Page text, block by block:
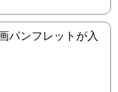
パンフレットが入